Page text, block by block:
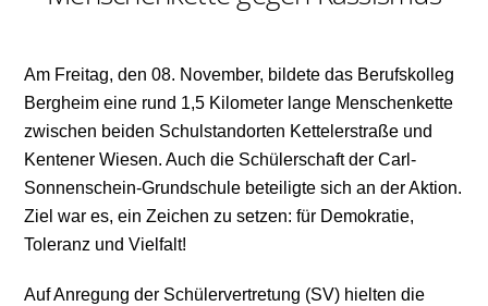
Am Freitag, den 08. November, bildete das Berufskolleg
Bergheim eine rund 1,5 Kilometer lange Menschenkette
zwischen beiden Schulstandorten Kettelerstraße und
Kentener Wiesen. Auch die Schülerschaft der Carl-
Sonnenschein-Grundschule beteiligte sich an der Aktion.
Ziel war es, ein Zeichen zu setzen: für Demokratie,
Toleranz und Vielfalt!
Auf Anregung der Schülervertretung (SV) hielten die